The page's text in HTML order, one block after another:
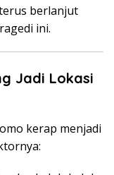
berlanjut
ini.
Jadi Lokasi
kerap menjadi